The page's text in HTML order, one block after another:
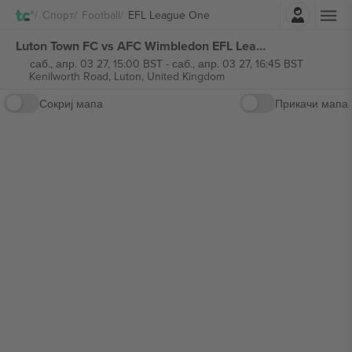
Спорт Football EFL League OneНајави се
Luton Town FC vs AFC Wimbledon EFL League One билети
саб., апр. 03 27, 15:00 BST- саб., апр. 03 27, 16:45 BST
Kenilworth Road, Luton, United Kingdom
Сокриј мапа
Прикачи мапа